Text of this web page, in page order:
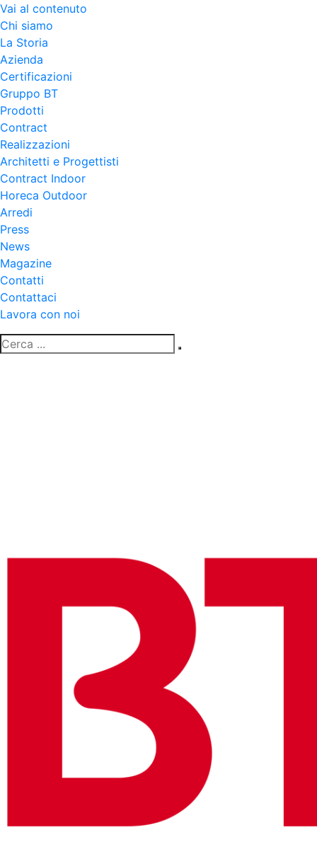
Vai al contenuto
Chi siamo
La Storia
Azienda
Certificazioni
Gruppo BT
Prodotti
Contract
Realizzazioni
Architetti e Progettisti
Contract Indoor
Horeca Outdoor
Arredi
Press
News
Magazine
Contatti
Contattaci
Lavora con noi